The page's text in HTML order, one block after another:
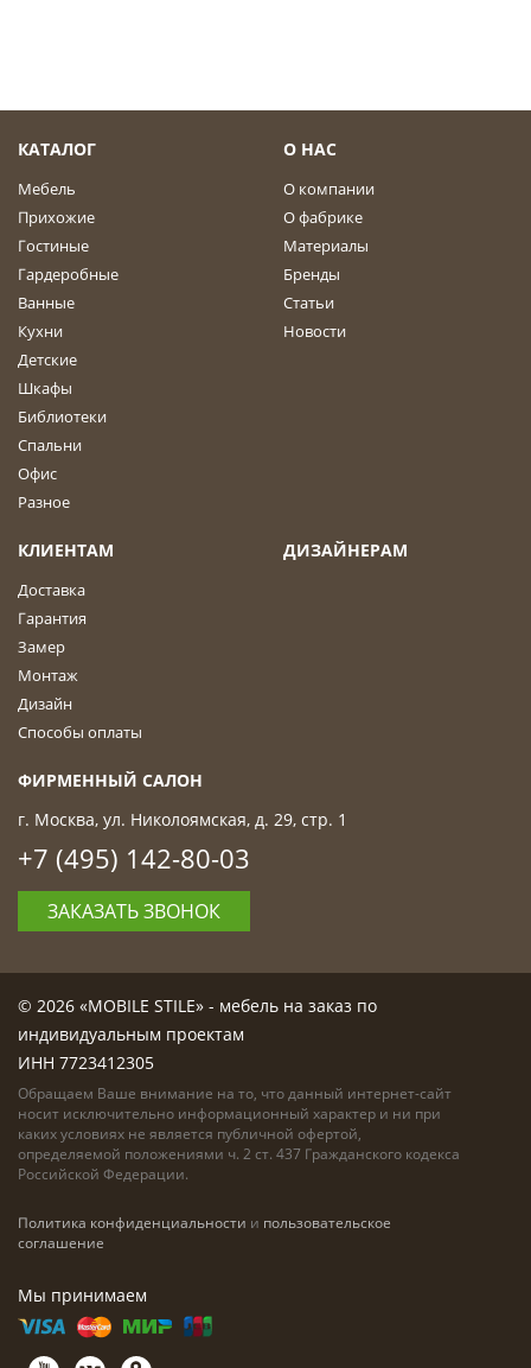
КАТАЛОГ
Мебель
Прихожие
Гостиные
Гардеробные
Ванные
Кухни
Детские
Шкафы
Библиотеки
Спальни
Офис
Разное
О НАС
О компании
О фабрике
Материалы
Бренды
Статьи
Новости
КЛИЕНТАМ
Доставка
Гарантия
Замер
Монтаж
Дизайн
Способы оплаты
ДИЗАЙНЕРАМ
ФИРМЕННЫЙ САЛОН
г. Москва, ул. Николоямская, д. 29, стр. 1
+7 (495) 142-80-03
ЗАКАЗАТЬ ЗВОНОК
© 2026 «MOBILE STILE» - мебель на заказ по
индивидуальным проектам
ИНН 7723412305
Обращаем Ваше внимание на то, что данный интернет-сайт
носит исключительно информационный характер и ни при
каких условиях не является публичной офертой,
определяемой положениями ч. 2 ст. 437 Гражданского кодекса
Российской Федерации.
Политика конфиденциальности и пользовательское
соглашение
Мы принимаем